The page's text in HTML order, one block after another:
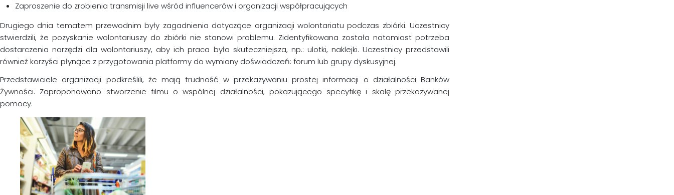
Zaproszenie do zrobienia transmisji live wśród influencerów i organizacji współpracujących
Drugiego dnia tematem przewodnim były zagadnienia dotyczące organizacji wolontariatu podczas zbiórki. Uczestnicy
stwierdzili, że pozyskanie wolontariuszy do zbiórki nie stanowi problemu. Zidentyfikowana została natomiast potrzeba
dostarczenia narzędzi dla wolontariuszy, aby ich praca była skuteczniejsza, np.: ulotki, naklejki. Uczestnicy przedstawili
również korzyści płynące z przygotowania platformy do wymiany doświadczeń: forum lub grupy dyskusyjnej.
Przedstawiciele organizacji podkreślili, że mają trudność w przekazywaniu prostej informacji o działalności Banków
Żywności. Zaproponowano stworzenie filmu o wspólnej działalności, pokazującego specyfikę i skalę przekazywanej
pomocy.